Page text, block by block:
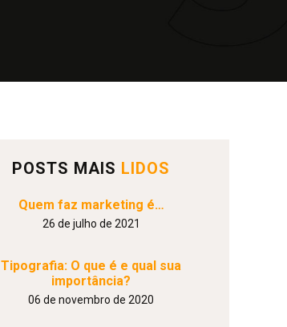
POSTS MAIS LIDOS
Quem faz marketing é…
26 de julho de 2021
Tipografia: O que é e qual sua
importância?
06 de novembro de 2020